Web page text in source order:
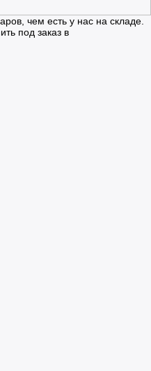
чем есть у нас на складе.
под заказ в